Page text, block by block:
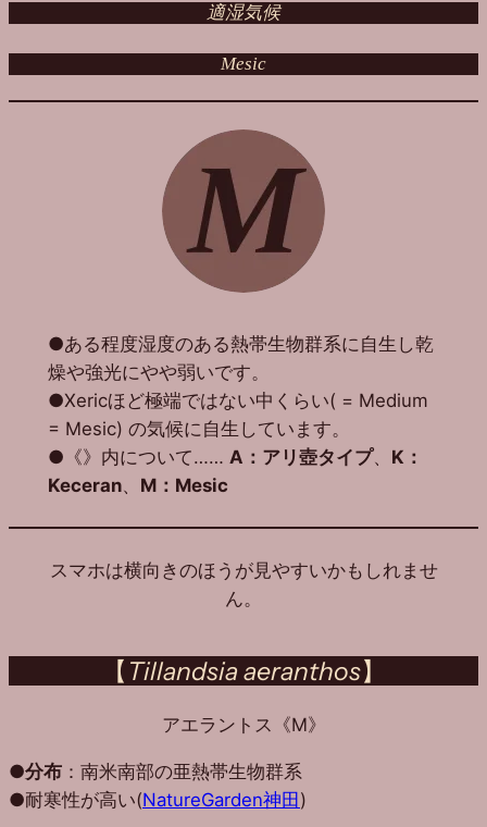
適湿気候
Mesic
●ある程度湿度のある熱帯生物群系に自生し乾
燥や強光にやや弱いです。
●Xericほど極端ではない中くらい( = Medium
= Mesic) の気候に自生しています。
●《》内について…… A：アリ壺タイプ、 K：
Keceran、 M：Mesic
スマホは横向きのほうが見やすいかもしれませ
ん。
【 Tillandsia aeranthos】
アエラントス《M》
●分布 ：南米南部の亜熱帯生物群系
●耐寒性が高い(NatureGarden神田)